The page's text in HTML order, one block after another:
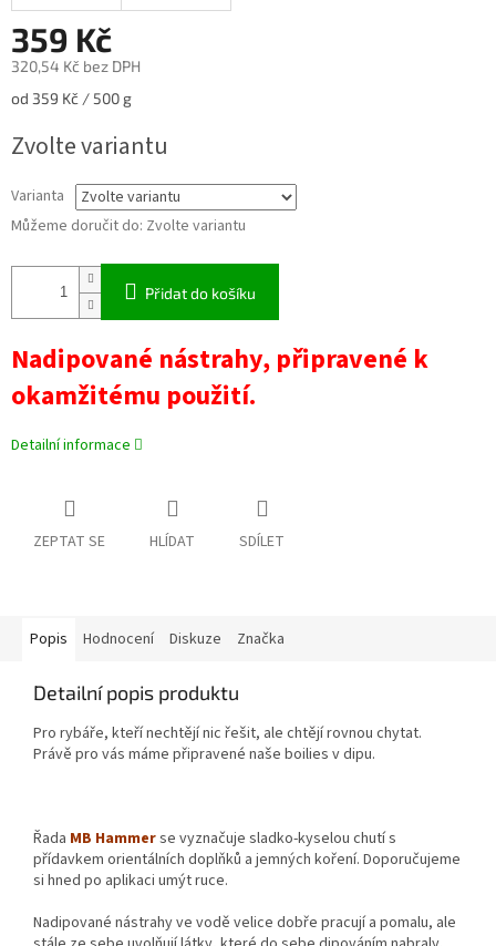
359 Kč
320,54 Kč bez DPH
Měrná
od 359 Kč / 500 g
Zvolte variantu
Varianta
Můžeme doručit do: Zvolte variantu
Přidat do košíku
Nadipované nástrahy, připravené k
okamžitému použití.
Detailní informace
ZEPTAT SE HLÍDAT SDÍLET
Popis Hodnocení Diskuze Značka
Detailní popis produktu
Pro rybáře, kteří nechtějí nic řešit, ale chtějí rovnou chytat.
Právě pro vás máme připravené naše boilies v dipu.
Řada MB Hammerse vyznačuje sladko-kyselou chutí s
přídavkem orientálních doplňků a jemných koření. Doporučujeme
si hned po aplikaci umýt ruce.
Nadipované nástrahy ve vodě velice dobře pracují a pomalu, ale